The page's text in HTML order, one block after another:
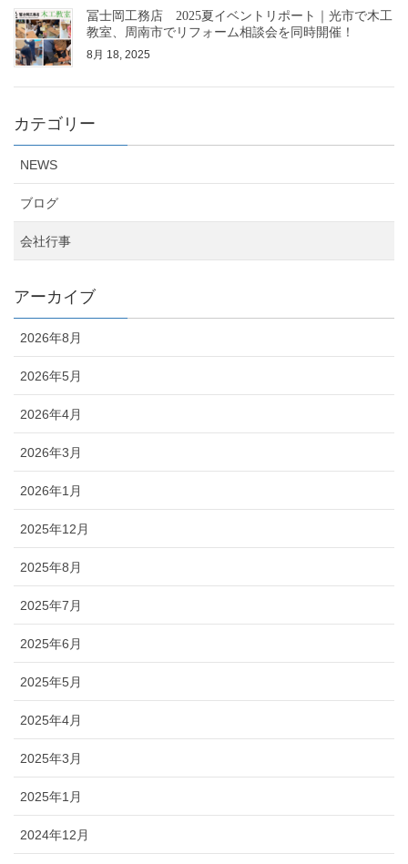
冨士岡工務店 2025夏イベントリポート｜光市で木工
教室、周南市でリフォーム相談会を同時開催！
8月 18, 2025
カテゴリー
NEWS
ブログ
会社行事
アーカイブ
2026年8月
2026年5月
2026年4月
2026年3月
2026年1月
2025年12月
2025年8月
2025年7月
2025年6月
2025年5月
2025年4月
2025年3月
2025年1月
2024年12月